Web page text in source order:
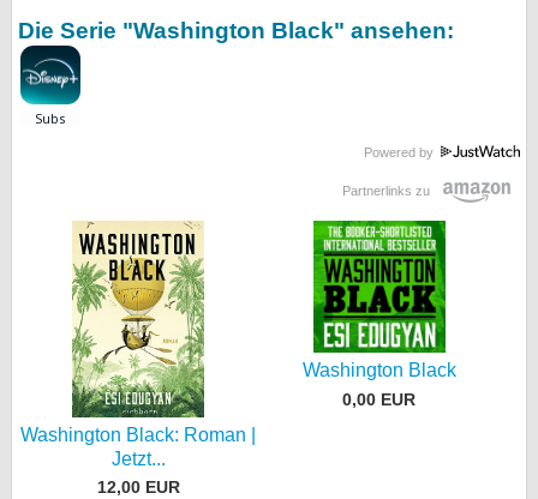
Die Serie "Washington Black" ansehen:
Powered by
Partnerlinks zu
Washington Black: Roman |
Jetzt...
12,00 EUR
Washington Black
0,00 EUR